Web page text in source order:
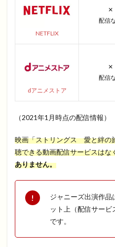
NETFLIX
✕
配信
dアニメストア
✕
配信
（2021年1月時点の配信情報）
映画「ストリングス 愛と絆の
聴できる動画配信サービスはな
ありません。
ジャニーズ出演作品
ット上（配信サービ
です。